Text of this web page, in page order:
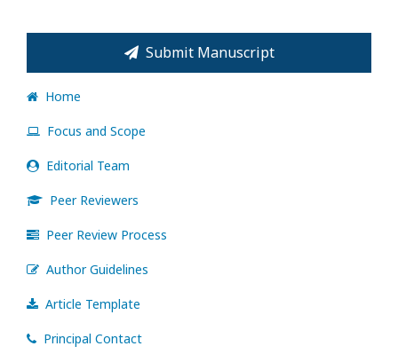
Submit Manuscript
Home
Focus and Scope
Editorial Team
Peer Reviewers
Peer Review Process
Author Guidelines
Article Template
Principal Contact